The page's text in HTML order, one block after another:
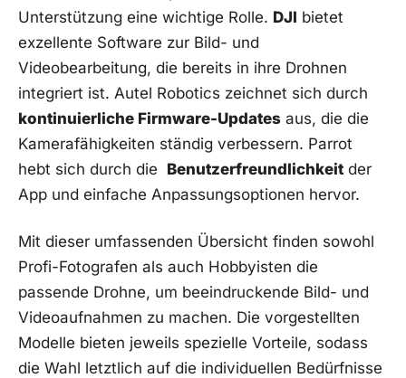
Unterstützung ‍eine ​wichtige Rolle. DJI bietet
exzellente⁣ Software zur Bild- und
‍Videobearbeitung, die bereits in ihre Drohnen
integriert ⁣ist. Autel Robotics zeichnet sich durch
kontinuierliche⁤ Firmware-Updates aus, die die ​
Kamerafähigkeiten ständig verbessern. Parrot
hebt sich⁢ durch die ‍ Benutzerfreundlichkeit der
App und einfache ⁣Anpassungsoptionen hervor.
Mit⁢ dieser umfassenden Übersicht finden sowohl
Profi-Fotografen als auch Hobbyisten die
passende Drohne, um beeindruckende Bild- ‍und​
Videoaufnahmen zu machen. Die vorgestellten
Modelle bieten jeweils spezielle Vorteile, sodass
die ⁣Wahl⁣ letztlich auf‌ die individuellen Bedürfnisse